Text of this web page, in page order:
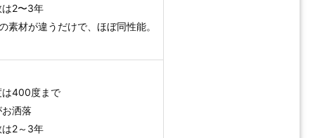
2〜3年
素材が違うだけで、ほぼ同性能。
は400度まで
洒落
2～3年